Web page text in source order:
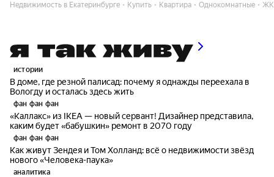
Недвижимость в Екатеринбурге Купить Квартира Однокомнатные ЖК
истории
В доме, где резной палисад: почему я однажды переехала в
Вологду и осталась здесь жить
фан фан фан
«Каллакс» из IKEA — новый сервант! Дизайнер представила,
каким будет «бабушкин» ремонт в 2070 году
фан фан фан
Как живут Зендея и Том Холланд: всё о недвижимости звёзд
нового «Человека-паука»
аналитика